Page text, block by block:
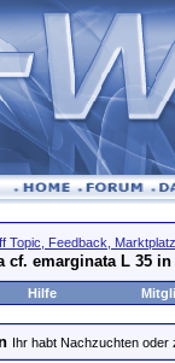
Topic, Feedback,
cf. emarginata L 35 in
Hilfe
Ihr habt Nachzuchten oder